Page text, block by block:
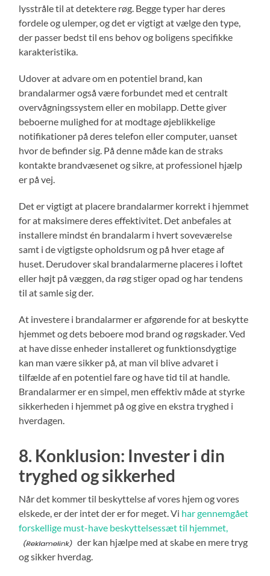
lysstråle til at detektere røg. Begge typer har deres
fordele og ulemper, og det er vigtigt at vælge den type,
der passer bedst til ens behov og boligens specifikke
karakteristika.
Udover at advare om en potentiel brand, kan
brandalarmer også være forbundet med et centralt
overvågningssystem eller en mobilapp. Dette giver
beboerne mulighed for at modtage øjeblikkelige
notifikationer på deres telefon eller computer, uanset
hvor de befinder sig. På denne måde kan de straks
kontakte brandvæsenet og sikre, at professionel hjælp
er på vej.
Det er vigtigt at placere brandalarmer korrekt i hjemmet
for at maksimere deres effektivitet. Det anbefales at
installere mindst én brandalarm i hvert soveværelse
samt i de vigtigste opholdsrum og på hver etage af
huset. Derudover skal brandalarmerne placeres i loftet
eller højt på væggen, da røg stiger opad og har tendens
til at samle sig der.
At investere i brandalarmer er afgørende for at beskytte
hjemmet og dets beboere mod brand og røgskader. Ved
at have disse enheder installeret og funktionsdygtige
kan man være sikker på, at man vil blive advaret i
tilfælde af en potentiel fare og have tid til at handle.
Brandalarmer er en simpel, men effektiv måde at styrke
sikkerheden i hjemmet på og give en ekstra tryghed i
hverdagen.
8. Konklusion: Invester i din
tryghed og sikkerhed
Når det kommer til beskyttelse af vores hjem og vores
elskede, er der intet der er for meget. Vi har gennemgået
forskellige must-have beskyttelsessæt til hjemmet,
der kan hjælpe med at skabe en mere tryg
og sikker hverdag.